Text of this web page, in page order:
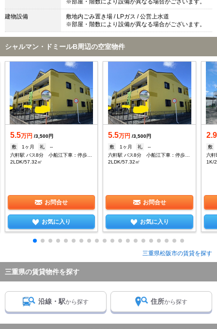
※部屋・階数により設備が異なる場合がございます。
建物設備
敷地内ごみ置き場 / LPガス / 公営上水道
※部屋・階数により設備が異なる場合がございます。
シャルマン・ドミールB周辺の空室物件
5.5万円 /3,500円
敷
1ヶ月 礼
--
六軒駅 バス8分 小船江下車：停歩11分
2LDK/57.32㎡
お問合せ
お気に入り
5.5万円 /3,500円
敷
1ヶ月 礼
--
2LDK/57.32㎡
お問合せ
お気に入り
2.9
敷
六
1K/
三重県松阪市の賃貸を探す
三重県の賃貸物件を探す
沿線・駅から探す 住所から探す